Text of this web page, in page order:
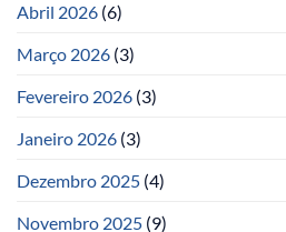
Abril 2026 (6)
Março 2026 (3)
Fevereiro 2026 (3)
Janeiro 2026 (3)
Dezembro 2025 (4)
Novembro 2025 (9)